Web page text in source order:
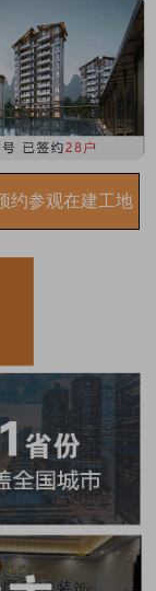
约参观在建工地